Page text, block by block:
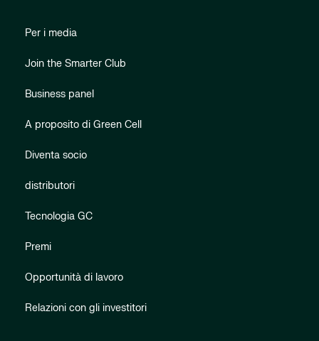
Per i media
Join the Smarter Club
Business panel
A proposito di Green Cell
Diventa socio
distributori
Tecnologia GC
Premi
Opportunità di lavoro
Relazioni con gli investitori